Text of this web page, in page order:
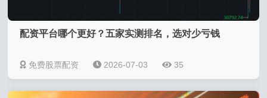
配资平台哪个更好？五家实测排名，选对少亏钱
免费股票配资 2026-07-03 35